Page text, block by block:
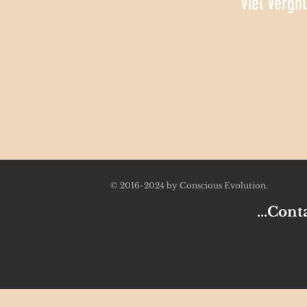
© 2016-2024 by Conscious Evolution.